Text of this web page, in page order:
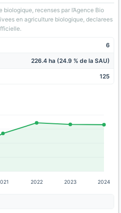
recenses par l’Agence Bio
en agriculture biologique, declarees
6
226.4 ha (24.9 % de la SAU)
125
2022 2023 2024